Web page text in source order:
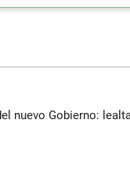
nuevo Gobierno: